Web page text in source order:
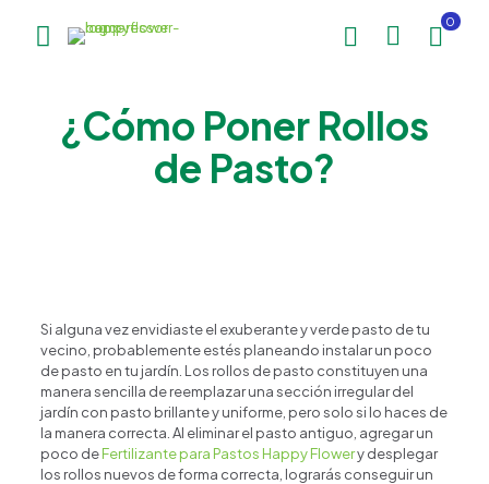
0
¿Cómo Poner Rollos
de Pasto?
Si alguna vez envidiaste el exuberante y verde pasto de tu
vecino, probablemente estés planeando instalar un poco
de pasto en tu jardín. Los rollos de pasto constituyen una
manera sencilla de reemplazar una sección irregular del
jardín con pasto brillante y uniforme, pero solo si lo haces de
la manera correcta. Al eliminar el pasto antiguo, agregar un
poco deFertilizante para Pastos Happy Flowery desplegar
los rollos nuevos de forma correcta, lograrás conseguir un